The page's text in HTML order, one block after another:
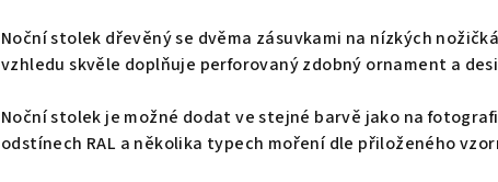
Noční stolek dřevěný se dvěma zásuvkami na nízkých
vzhledu skvěle doplňuje perforovaný zdobný ornament a
Noční stolek je možné dodat ve stejné barvě jako na
odstínech RAL a několika typech moření dle přiloženého